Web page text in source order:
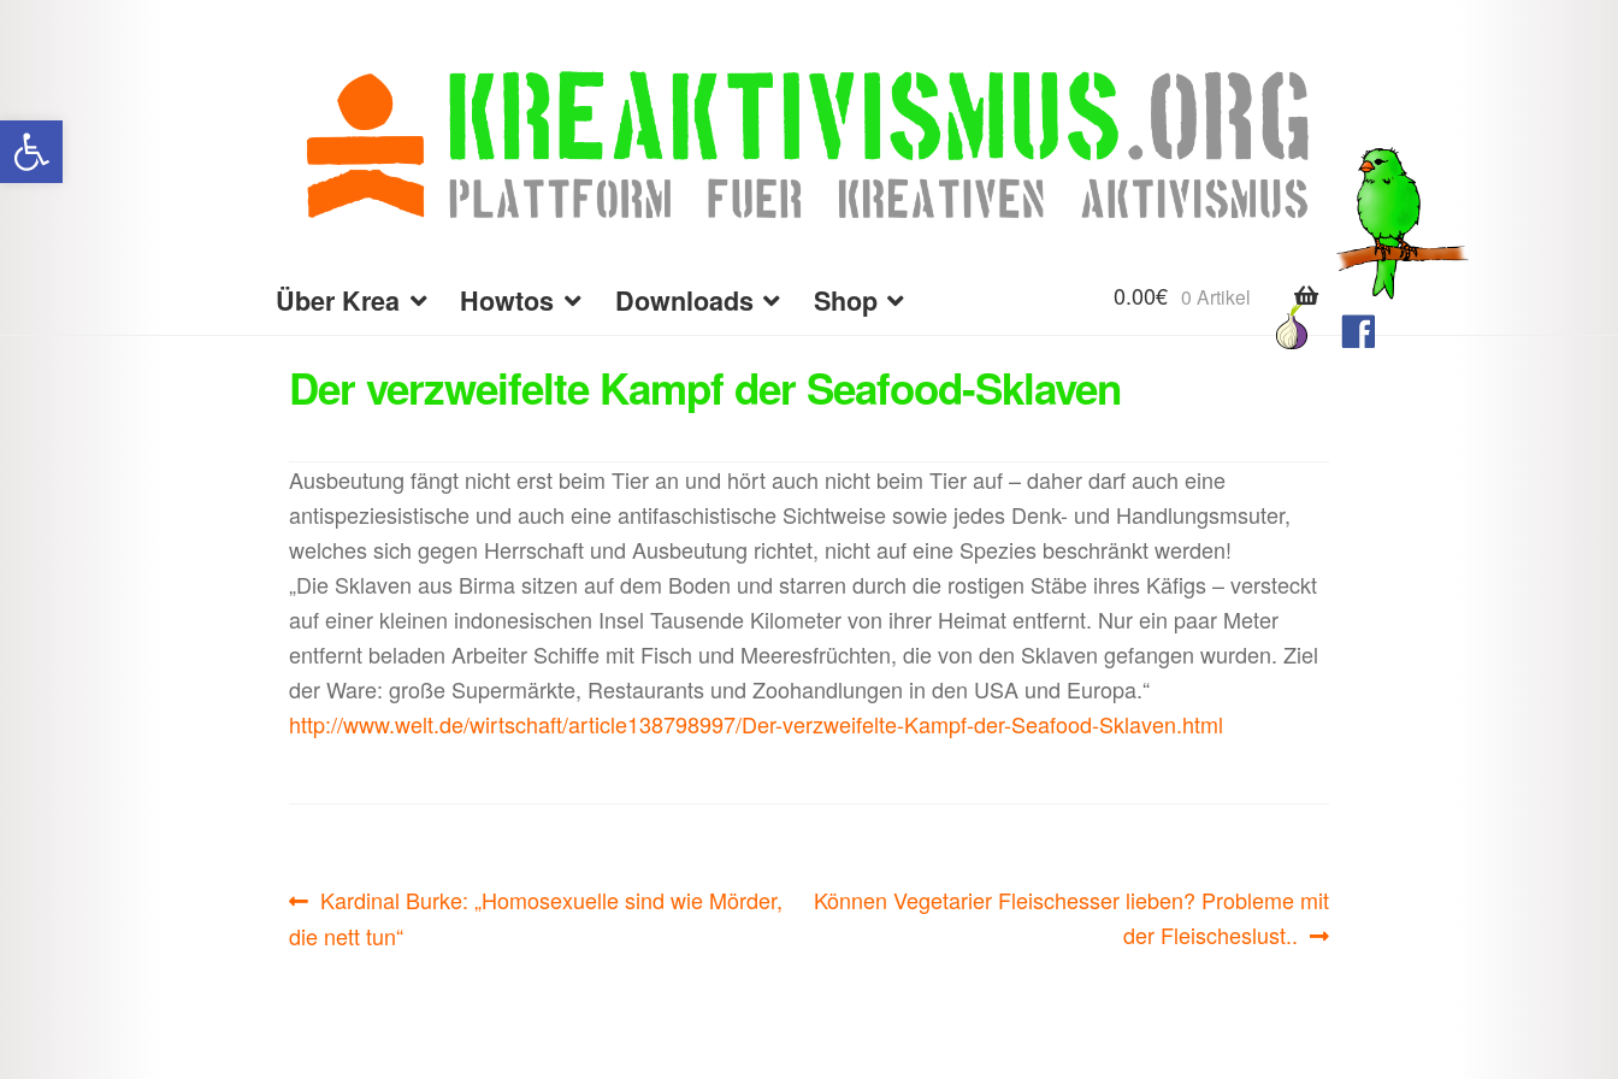
Werkzeugleiste öffnen
Navigation
springen
Inhalt
springen
Über Krea Howtos Downloads Shop 0.00€ 0 Artikel
Der verzweifelte Kampf der Seafood-Sklaven
Ausbeutung fängt nicht erst beim Tier an und hört auch nicht beim Tier auf – daher darf auch eine
antispeziesistische und auch eine antifaschistische Sichtweise sowie jedes Denk- und Handlungsmsuter,
welches sich gegen Herrschaft und Ausbeutung richtet, nicht auf eine Spezies beschränkt werden!
„Die Sklaven aus Birma sitzen auf dem Boden und starren durch die rostigen Stäbe ihres Käfigs – versteckt
auf einer kleinen indonesischen Insel Tausende Kilometer von ihrer Heimat entfernt. Nur ein paar Meter
entfernt beladen Arbeiter Schiffe mit Fisch und Meeresfrüchten, die von den Sklaven gefangen wurden. Ziel
der Ware: große Supermärkte, Restaurants und Zoohandlungen in den USA und Europa.“
http://www.welt.de/wirtschaft/article138798997/Der-verzweifelte-Kampf-der-Seafood-Sklaven.html
Beitragsnavigation
Vorheriger
Beitrag:
Kardinal Burke: „Homosexuelle sind wie Mörder,
die nett tun“
Nächster
Können Vegetarier Fleischesser lieben? Probleme mit
der Fleischeslust..